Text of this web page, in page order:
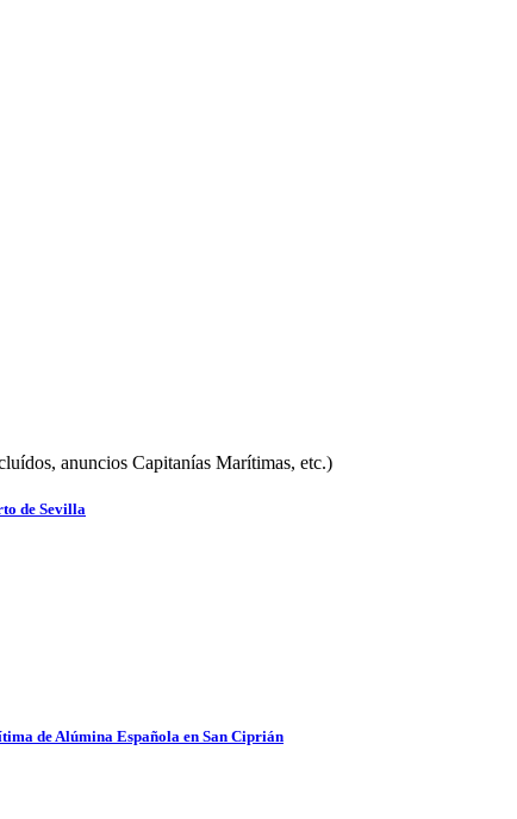
anuncios Capitanías Marítimas, etc.)
de Sevilla
de Alúmina Española en San Ciprián